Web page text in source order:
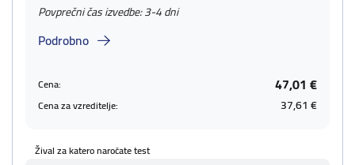
Povprečni čas izvedbe: 3-4 dni
Podrobno
Cena: 47,01 €
Cena za vzreditelje: 37,61 €
Žival za katero naročate test